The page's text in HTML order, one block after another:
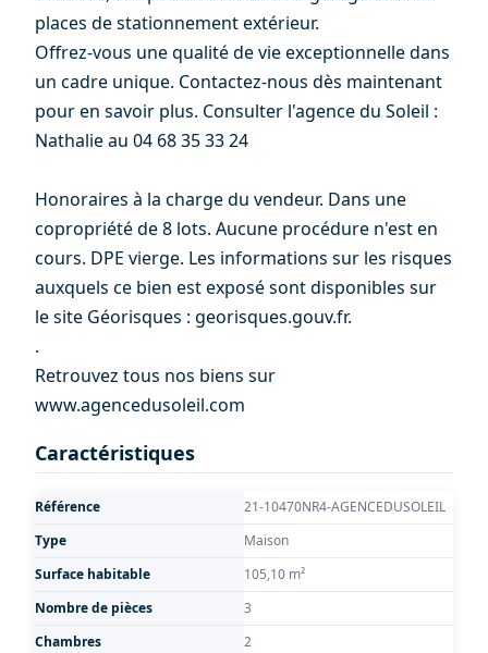
places de stationnement extérieur.
Offrez-vous une qualité de vie exceptionnelle dans
un cadre unique. Contactez-nous dès maintenant
pour en savoir plus. Consulter l'agence du Soleil :
Nathalie au 04 68 35 33 24
Honoraires à la charge du vendeur. Dans une
copropriété de 8 lots. Aucune procédure n'est en
cours. DPE vierge. Les informations sur les risques
auxquels ce bien est exposé sont disponibles sur
le site Géorisques : georisques.gouv.fr.
.
Retrouvez tous nos biens sur
www.agencedusoleil.com
Caractéristiques
Référence
21-10470NR4-AGENCEDUSOLEIL
Type
Maison
Surface habitable
105,10 m²
Nombre de pièces
3
Chambres
2